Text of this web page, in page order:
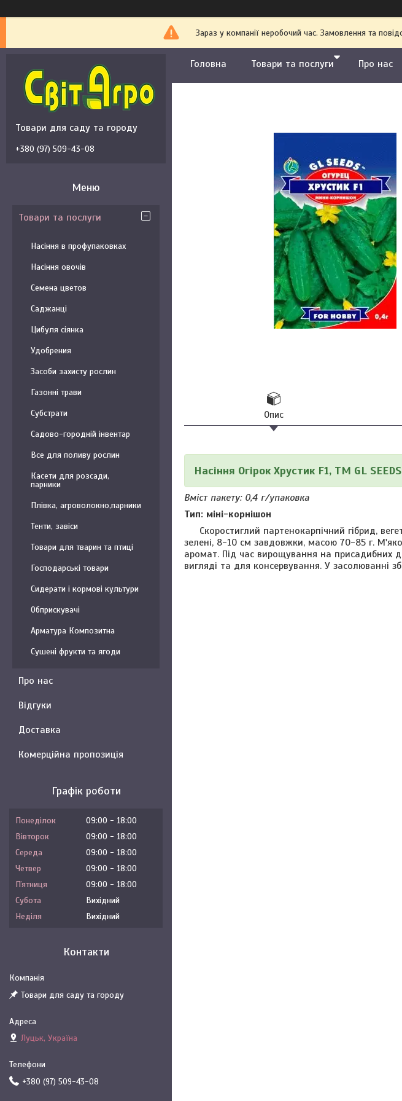
Зараз у компанії неробочий час. Замовлення та
Головна Товари та послуги Про нас
Опис
Насіння Огірок Хрустик F1, ТМ GL
Вміст пакету: 0,4 г/упаковка
Тип: міні-корнішон
Скоростиглий партенокарпічний гібрид,
зелені, 8-10 см завдовжки, масою 70-85 г.
аромат. Під час вирощування на присадибних
вигляді та для консервування. У засолюванні
Товари для саду та городу
+380 (97) 509-43-08
Товари та послуги
Насіння в профупаковках
Насіння овочів
Семена цветов
Саджанці
Цибуля сіянка
Удобрения
Засоби захисту рослин
Газонні трави
Субстрати
Садово-городній інвентар
Все для поливу рослин
Касети для розсади,
парники
Плівка, агроволокно,парники
Тенти, завіси
Товари для тварин та птиці
Господарські товари
Сидерати і кормові культури
Обприскувачі
Арматура Композитна
Сушені фрукти та ягоди
Про нас
Відгуки
Доставка
Комерційна пропозиція
Графік роботи
Понеділок 09:00
18:00
Вівторок
09:00
18:00
Середа
09:00
18:00
Четвер
09:00
18:00
Пʼятниця
09:00
18:00
Субота
Вихідний
Неділя
Вихідний
Контакти
Товари для саду та городу
Луцьк, Україна
+380 (97) 509-43-08